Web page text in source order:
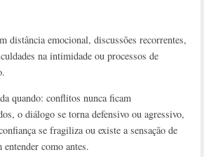
distância emocional, discussões recorrentes,
na intimidade ou processos de
quando: conflitos nunca ficam
o diálogo se torna defensivo ou agressivo,
se fragiliza ou existe a sensação de
entender como antes.